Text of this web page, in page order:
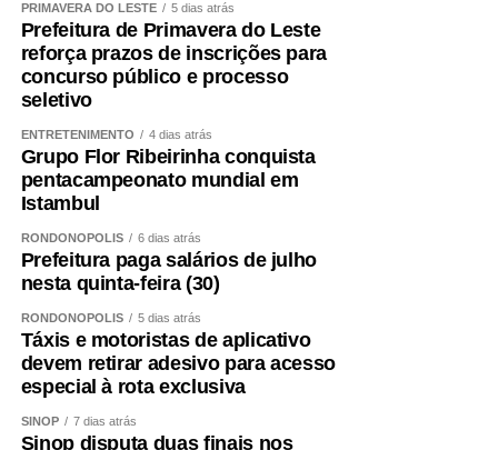
PRIMAVERA DO LESTE 5 dias atrás
Prefeitura de Primavera do Leste
reforça prazos de inscrições para
concurso público e processo
seletivo
ENTRETENIMENTO 4 dias atrás
Grupo Flor Ribeirinha conquista
pentacampeonato mundial em
Istambul
RONDONÓPOLIS 6 dias atrás
Prefeitura paga salários de julho
nesta quinta-feira (30)
RONDONÓPOLIS 5 dias atrás
Táxis e motoristas de aplicativo
devem retirar adesivo para acesso
especial à rota exclusiva
SINOP 7 dias atrás
Sinop disputa duas finais nos